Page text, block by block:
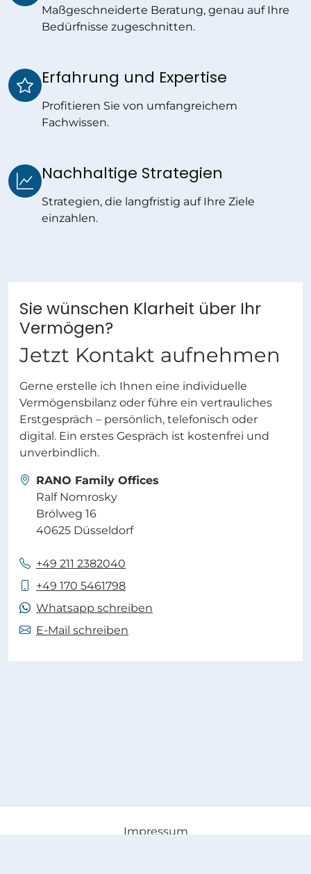
Maßgeschneiderte Beratung, genau auf Ihre
Bedürfnisse zugeschnitten.
Erfahrung und Expertise
Profitieren Sie von umfangreichem
Fachwissen.
Nachhaltige Strategien
Strategien, die langfristig auf Ihre Ziele
einzahlen.
Sie wünschen Klarheit über Ihr
Vermögen?
Jetzt Kontakt aufnehmen
Gerne erstelle ich Ihnen eine individuelle
Vermögensbilanz oder führe ein vertrauliches
Erstgespräch – persönlich, telefonisch oder
digital. Ein erstes Gespräch ist kostenfrei und
unverbindlich.
RANO Family Offices
Ralf Nomrosky
Brölweg 16
40625 Düsseldorf
+49 211 2382040
+49 170 5461798
Whatsapp schreiben
E-Mail schreiben
Impressum